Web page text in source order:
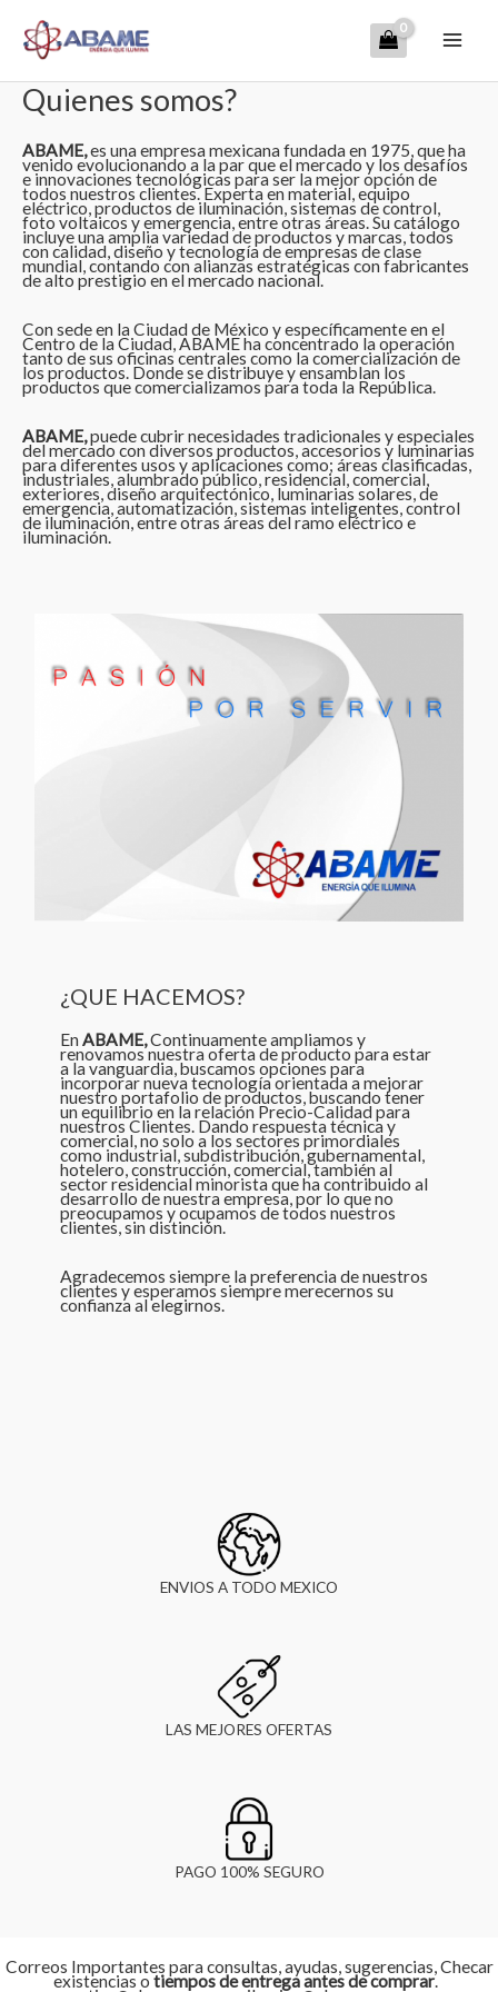
contenido
Quienes somos?
ABAME,es una empresa mexicana fundada en 1975, que ha
venido evolucionando a la par que el mercado y los desafíos
e innovaciones tecnológicas para ser la mejor opción de
todos nuestros clientes. Experta en material, equipo
eléctrico, productos de iluminación, sistemas de control,
foto voltaicos y emergencia, entre otras áreas. Su catálogo
incluye una amplia variedad de productos y marcas, todos
con calidad, diseño y tecnología de empresas de clase
mundial, contando con alianzas estratégicas con fabricantes
de alto prestigio en el mercado nacional.
Con sede en la Ciudad de México y específicamente en el
Centro de la Ciudad, ABAME ha concentrado la operación
tanto de sus oficinas centrales como la comercialización de
los productos. Donde se distribuye y ensamblan los
productos que comercializamos para toda la República.
ABAME,puede cubrir necesidades tradicionales y especiales
del mercado con diversos productos, accesorios y luminarias
para diferentes usos y aplicaciones como; áreas clasificadas,
industriales, alumbrado público, residencial, comercial,
exteriores, diseño arquitectónico, luminarias solares, de
emergencia, automatización, sistemas inteligentes, control
de iluminación, entre otras áreas del ramo eléctrico e
iluminación.
¿QUE HACEMOS?
EnABAME,Continuamente ampliamos y
renovamos nuestra oferta de producto para estar
a la vanguardia, buscamos opciones para
incorporar nueva tecnología orientada a mejorar
nuestro portafolio de productos, buscando tener
un equilibrio en la relación Precio-Calidad para
nuestros Clientes. Dando respuesta técnica y
comercial, no solo a los sectores primordiales
como industrial, subdistribución, gubernamental,
hotelero, construcción, comercial, también al
sector residencial minorista que ha contribuido al
desarrollo de nuestra empresa, por lo que no
preocupamos y ocupamos de todos nuestros
clientes, sin distinción.
Agradecemos siempre la preferencia de nuestros
clientes y esperamos siempre merecernos su
confianza al elegirnos.
ENVIOS A TODO MEXICO
LAS MEJORES OFERTAS
PAGO 100% SEGURO
Correos Importantes para consultas, ayudas, sugerencias, Checar
existencias o tiempos de entrega antes de comprar.